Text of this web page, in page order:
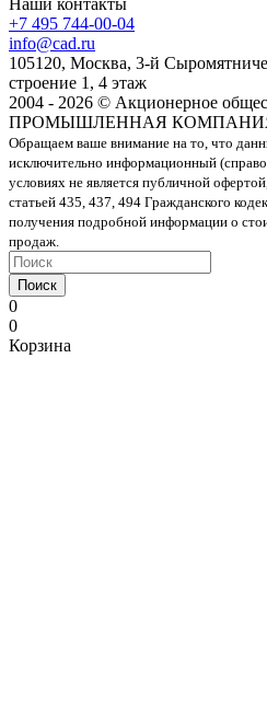
+7 495 744-00-04
info@cad.ru
105120, Москва, 3-й
строение 1, 4 этаж
2004 - 2026 © Акционерное
ПРОМЫШЛЕННАЯ
Обращаем ваше внимание на то, что
исключительно информационный
условиях не является публичной
статьей 435, 437, 494 Гражданского
получения подробной информации о
продаж.
Поиск
0
0
Корзина